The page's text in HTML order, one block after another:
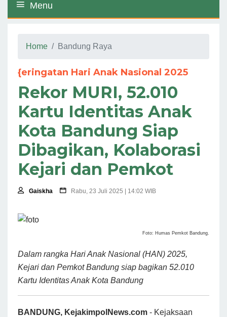
Menu
Home Bandung Raya
{eringatan Hari Anak Nasional 2025
Rekor MURI, 52.010
Kartu Identitas Anak
Kota Bandung Siap
Dibagikan, Kolaborasi
Kejari dan Pemkot
Gaiskha Rabu, 23 Juli 2025 | 14:02 WIB
Foto: Humas Pemkot Bandung.
Dalam rangka Hari Anak Nasional (HAN) 2025,
Kejari dan Pemkot Bandung siap bagikan 52.010
Kartu Identitas Anak Kota Bandung
BANDUNG, KejakimpolNews.com - Kejaksaan